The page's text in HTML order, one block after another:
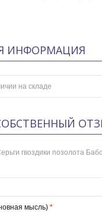
ИНФОРМАЦИЯ
на складе
гвоздики позолота
*
мысль)